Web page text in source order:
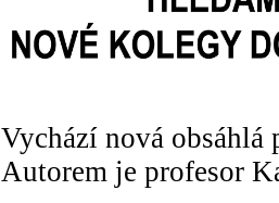
Vychází nová
Autorem je profesor